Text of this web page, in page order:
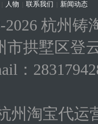
人物 联系我们 新闻动态
2026 杭州铸
市拱墅区登
：
州淘宝代运